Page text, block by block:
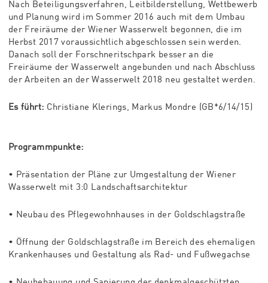
Nach Beteiligungsverfahren, Leitbilderstellung, Wettbewerb
und Planung wird im Sommer 2016 auch mit dem Umbau
der Freiräume der Wiener Wasserwelt begonnen, die im
Herbst 2017 voraussichtlich abgeschlossen sein werden.
Danach soll der Forschneritschpark besser an die
Freiräume der Wasserwelt angebunden und nach Abschluss
der Arbeiten an der Wasserwelt 2018 neu gestaltet werden.
Es führt: Christiane Klerings, Markus Mondre (GB*6/14/15)
Programmpunkte:
• Präsentation der Pläne zur Umgestaltung der Wiener
Wasserwelt mit 3:0 Landschaftsarchitektur
• Neubau des Pflegewohnhauses in der Goldschlagstraße
• Öffnung der Goldschlagstraße im Bereich des ehemaligen
Krankenhauses und Gestaltung als Rad- und Fußwegachse